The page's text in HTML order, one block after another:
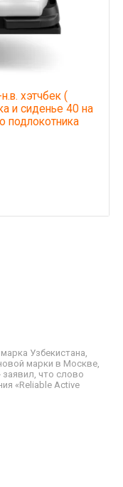
хэтчбек (
и сиденье 40 на
подлокотника
Узбекистана,
марки в Москве,
заявил, что слово
«Reliable Active